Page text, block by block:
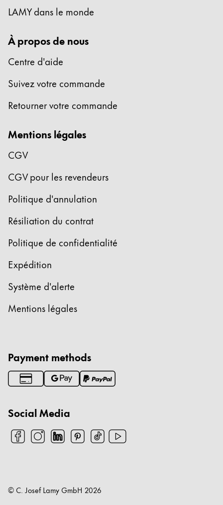
LAMY dans le monde
À propos de nous
Centre d'aide
Suivez votre commande
Retourner votre commande
Mentions légales
CGV
CGV pour les revendeurs
Politique d'annulation
Résiliation du contrat
Politique de confidentialité
Expédition
Système d'alerte
Mentions légales
Payment methods
Social Media
© C. Josef Lamy GmbH 2026